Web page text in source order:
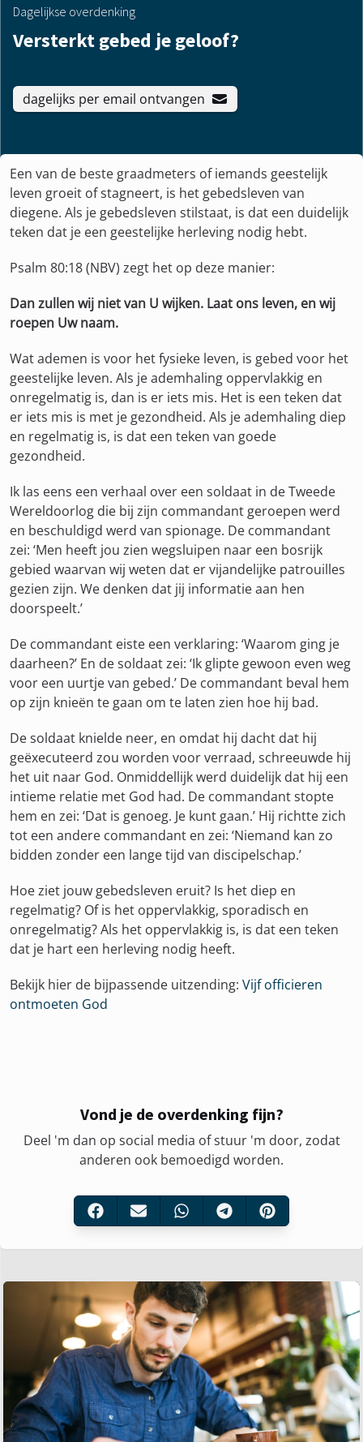
Dagelijkse overdenking
Versterkt gebed je geloof?
dagelijks per email ontvangen
Een van de beste graadmeters of iemands geestelijk
leven groeit of stagneert, is het gebedsleven van
diegene. Als je gebedsleven stilstaat, is dat een duidelijk
teken dat je een geestelijke herleving nodig hebt.
Psalm 80:18 (NBV) zegt het op deze manier:
Dan zullen wij niet van U wijken. Laat ons leven, en wij
roepen Uw naam.
Wat ademen is voor het fysieke leven, is gebed voor het
geestelijke leven. Als je ademhaling oppervlakkig en
onregelmatig is, dan is er iets mis. Het is een teken dat
er iets mis is met je gezondheid. Als je ademhaling diep
en regelmatig is, is dat een teken van goede
gezondheid.
Ik las eens een verhaal over een soldaat in de Tweede
Wereldoorlog die bij zijn commandant geroepen werd
en beschuldigd werd van spionage. De commandant
zei: ‘Men heeft jou zien wegsluipen naar een bosrijk
gebied waarvan wij weten dat er vijandelijke patrouilles
gezien zijn. We denken dat jij informatie aan hen
doorspeelt.’
De commandant eiste een verklaring: ‘Waarom ging je
daarheen?’ En de soldaat zei: ‘Ik glipte gewoon even weg
voor een uurtje van gebed.’ De commandant beval hem
op zijn knieën te gaan om te laten zien hoe hij bad.
De soldaat knielde neer, en omdat hij dacht dat hij
geëxecuteerd zou worden voor verraad, schreeuwde hij
het uit naar God. Onmiddellijk werd duidelijk dat hij een
intieme relatie met God had. De commandant stopte
hem en zei: ‘Dat is genoeg. Je kunt gaan.’ Hij richtte zich
tot een andere commandant en zei: ‘Niemand kan zo
bidden zonder een lange tijd van discipelschap.’
Hoe ziet jouw gebedsleven eruit? Is het diep en
regelmatig? Of is het oppervlakkig, sporadisch en
onregelmatig? Als het oppervlakkig is, is dat een teken
dat je hart een herleving nodig heeft.
Bekijk hier de bijpassende uitzending: Vijf officieren
ontmoeten God
Vond je de overdenking fijn?
Deel 'm dan op social media of stuur 'm door, zodat
anderen ook bemoedigd worden.